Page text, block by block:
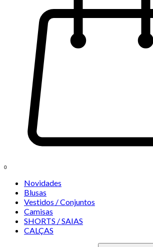
0
Novidades
Blusas
Vestidos / Conjuntos
Camisas
SHORTS / SAIAS
CALÇAS